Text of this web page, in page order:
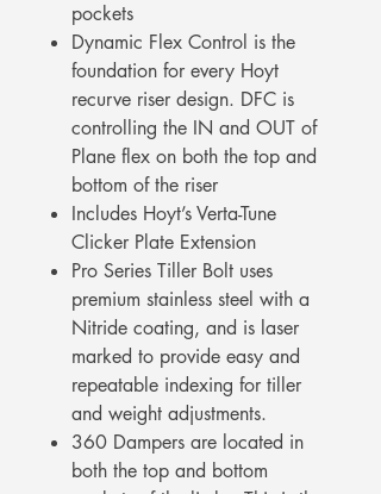
pockets
Dynamic Flex Control is the
foundation for every Hoyt
recurve riser design. DFC is
controlling the IN and OUT of
Plane flex on both the top and
bottom of the riser
Includes Hoyt’s Verta-Tune
Clicker Plate Extension
Pro Series Tiller Bolt uses
premium stainless steel with a
Nitride coating, and is laser
marked to provide easy and
repeatable indexing for tiller
and weight adjustments.
360 Dampers are located in
both the top and bottom